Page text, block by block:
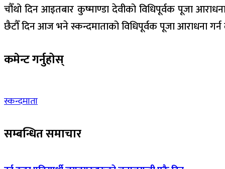
चौँथो दिन आइतबार कुष्माण्डा देवीको विधिपूर्वक पूजा
छैटौँ दिन आज भने स्कन्दमाताको विधिपूर्वक पूजा आराधना गर्न
कमेन्ट गर्नुहोस्
स्कन्दमाता
सम्बन्धित समाचार